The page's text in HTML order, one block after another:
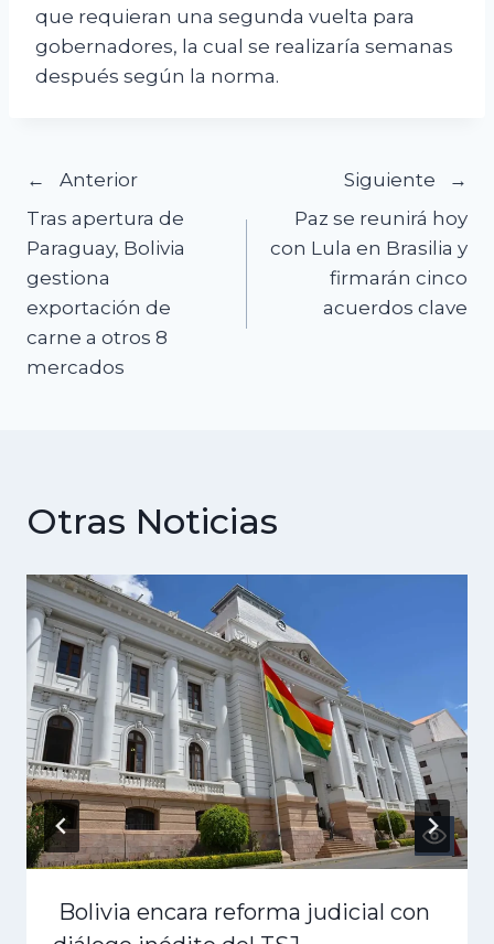
que requieran una segunda vuelta para
gobernadores, la cual se realizaría semanas
después según la norma.
Navegación
de
entradas
Anterior
Tras apertura de
Paraguay, Bolivia
gestiona
exportación de
carne a otros 8
mercados
Siguiente
Paz se reunirá hoy
con Lula en Brasilia y
firmarán cinco
acuerdos clave
Otras Noticias
Bolivia encara reforma judicial con